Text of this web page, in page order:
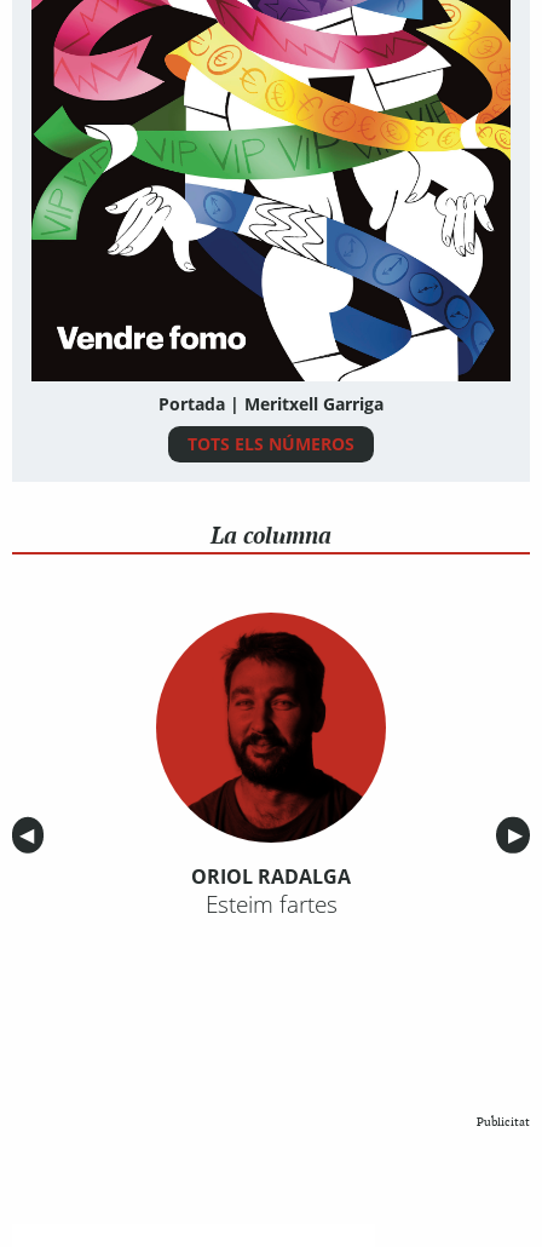
Portada | Meritxell Garriga
TOTS ELS NÚMEROS
La columna
Anterior
◀︎ ▶︎
ORIOL RADALGA
Esteim fartes
Publicitat